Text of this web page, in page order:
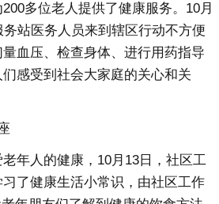
多位老人提供了健康服务。10月
站医务人员来到辖区行动不方便
血压、检查身体、进行用药指导
感受到社会大家庭的关心和关
人的健康，10月13日，社区工
了健康生活小常识，由社区工作